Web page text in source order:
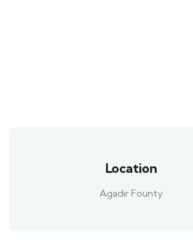
Location
Agadir Founty